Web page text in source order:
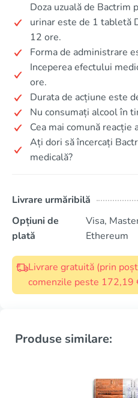
Doza uzuală de
urinar este de 1 tabletă
12 ore.
Forma de administrare
Inceperea efectului
ore.
Durata de acțiune este
Nu consumați alcool în
Cea mai comună reacție
Ați dori să încercați
medicală?
Livrare urmăribilă
Opțiuni de
plată
Visa,
Ethereum
Livrare gratuită (prin
comenzile peste 172,19
Produse similare: